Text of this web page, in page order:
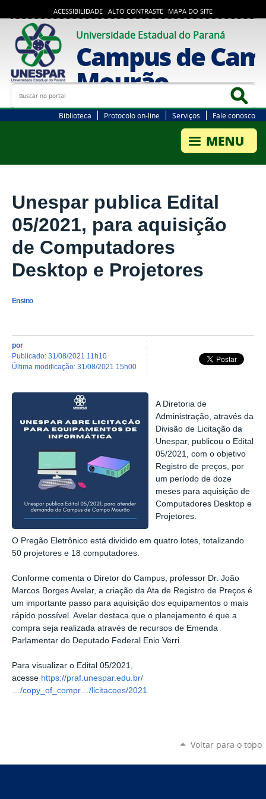
ACESSIBILIDADE ALTO CONTRASTE MAPA DO SITE
Universidade Estadual do Paraná
Campus de
Mourão
Busca
Biblioteca Protocolo on-line Serviços Fale conosco
Unespar publica Edital
05/2021, para aquisição
de Computadores
Desktop e Projetores
Ensino
por
publicado: 31/08/2021 11h10
última modificação: 31/08/2021 15h00
A Diretoria de
Administração, através da
Divisão de Licitação da
Unespar, publicou o Edital
05/2021, com o objetivo
Registro de preços, por
um período de doze
meses para aquisição de
Computadores Desktop e
Projetores.
O Pregão Eletrônico está dividido em quatro lotes, totalizando
50 projetores e 18 computadores.
Conforme comenta o Diretor do Campus, professor Dr. João
Marcos Borges Avelar, a criação da Ata de Registro de Preços é
um importante passo para aquisição dos equipamentos o mais
rápido possível. Avelar destaca que o planejamento é que a
compra seja realizada através de recursos de Emenda
Parlamentar do Deputado Federal Enio Verri.
Para visualizar o Edital 05/2021,
acesse https://praf.unespar.edu.br/
…/copy_of_compr…/licitacoes/2021
Voltar para o topo